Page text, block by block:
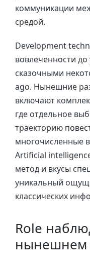
коммуникации
средой.
Development
вовлеченности
сказочными
ago. Нынешние
включают
где отдельное
траекторию
многочисленные
Artificial
метод и вкусы
уникальный
классических
Role
нынешнем